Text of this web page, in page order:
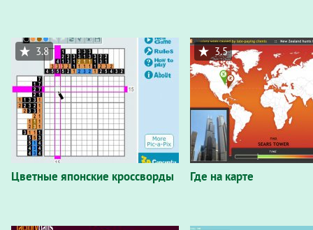
Цветные японские кроссворды
3.8
Где на карте
3.5